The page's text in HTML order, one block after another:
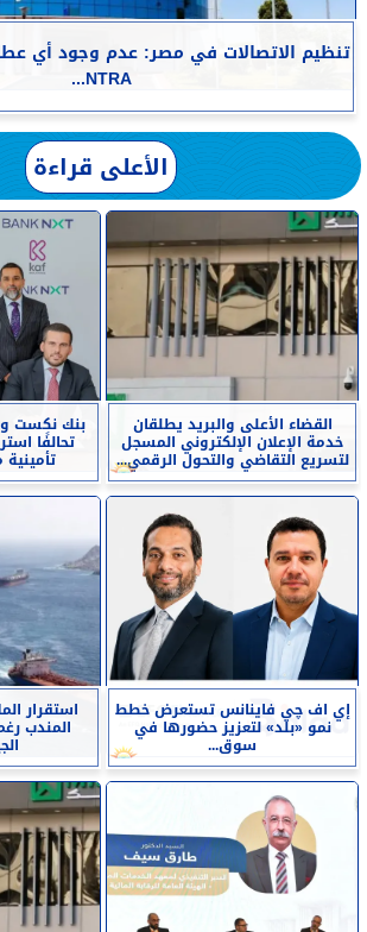
NTRA...
الأعلى قراءة
القضاء الأعلى والبريد يطلقان
خدمة الإعلان الإلكتروني المسجل
لتسريع التقاضي والتحول الرقمي...
بنك نكست
تحالفًا
إي اف چي فاينانس تستعرض خطط
نمو «بلد» لتعزيز حضورها في
سوق...
استقرار
المندب